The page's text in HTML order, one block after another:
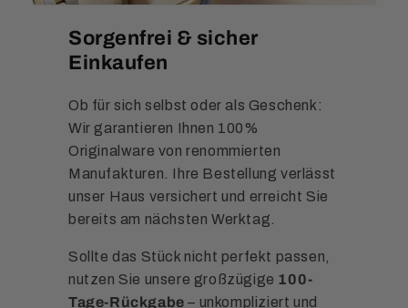
Sorgenfrei & sicher
Einkaufen
Ob für sich selbst oder als Geschenk:
Wir garantieren Ihnen 100%
Originalware von renommierten
Manufakturen. Ihre Bestellung verlässt
unser Haus versichert und erreicht Sie
bereits am nächsten Werktag.
Sollte das Stück nicht perfekt passen,
nutzen Sie unsere großzügige 100-
Tage-Rückgabe – unkompliziert und